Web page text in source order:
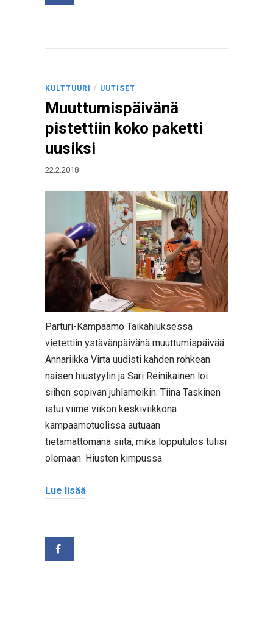
KULTTUURI / UUTISET
Muuttumispäivänä
pistettiin koko paketti
uusiksi
22.2.2018
Parturi-Kampaamo Taikahiuksessa
vietettiin ystävänpäivänä muuttumispäivää.
Annariikka Virta uudisti kahden rohkean
naisen hiustyylin ja Sari Reinikainen loi
siihen sopivan juhlameikin. Tiina Taskinen
istui viime viikon keskiviikkona
kampaamotuolissa autuaan
tietämättömänä siitä, mikä lopputulos tulisi
olemaan. Hiusten kimpussa
Lue lisää